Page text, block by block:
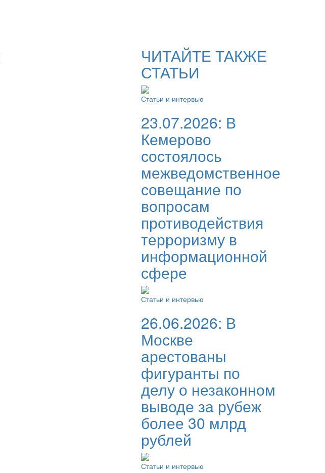
ЧИТАЙТЕ ТАКЖЕ
СТАТЬИ
Статьи и интервью
23.07.2026: В
Кемерово
состоялось
межведомственное
совещание по
вопросам
противодействия
терроризму в
информационной
сфере
Статьи и интервью
26.06.2026: В
Москве
арестованы
фигуранты по
делу о незаконном
выводе за рубеж
более 30 млрд
рублей
Статьи и интервью